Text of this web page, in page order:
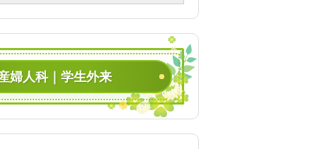
婦人科｜学生外来